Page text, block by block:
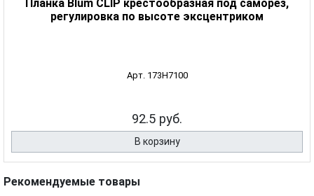
Планка Blum CLIP крестообразная под саморез,
регулировка по высоте эксцентриком
Арт. 173H7100
92.5 руб.
В корзину
Рекомендуемые товары